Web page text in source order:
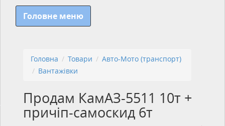
Головне меню
Головна Товари
Авто-Мото (транспорт)
Вантажівки
Продам КамАЗ-5511 10т +
причіп-самоскид 6т